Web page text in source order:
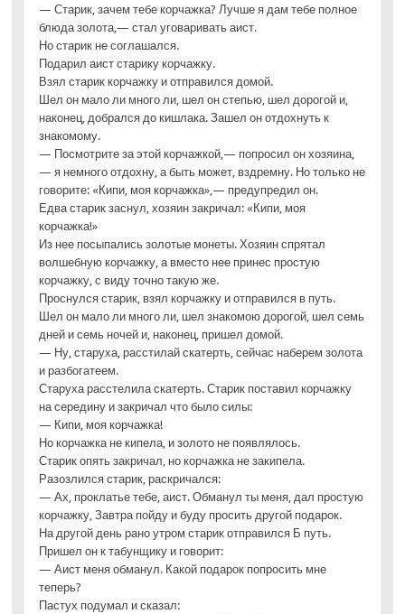
— Старик, зачем тебе корчажка? Лучше я дам тебе полное
блюда золота,— стал уговаривать аист.
Но старик не соглашался.
Подарил аист старику корчажку.
Взял старик корчажку и отправился домой.
Шел он мало ли много ли, шел он степью, шел дорогой и,
наконец, добрался до кишлака. Зашел он отдохнуть к
знакомому.
— Посмотрите за этой корчажкой,— попросил он хозяина,
— я немного отдохну, а быть может, вздремну. Но только не
говорите: «Кипи, моя корчажка»,— предупредил он.
Едва старик заснул, хозяин закричал: «Кипи, моя
корчажка!»
Из нее посыпались золотые монеты. Хозяин спрятал
волшебную корчажку, а вместо нее принес простую
корчажку, с виду точно такую же.
Проснулся старик, взял корчажку и отправился в путь.
Шел он мало ли много ли, шел знакомою дорогой, шел семь
дней и семь ночей и, наконец, пришел домой.
— Ну, старуха, расстилай скатерть, сейчас наберем золота
и разбогатеем.
Старуха расстелила скатерть. Старик поставил корчажку
на середину и закричал что было силы:
— Кипи, моя корчажка!
Но корчажка не кипела, и золото не появлялось.
Старик опять закричал, но корчажка не закипела.
Разозлился старик, раскричался:
— Ах, проклатье тебе, аист. Обманул ты меня, дал простую
корчажку, Завтра пойду и буду просить другой подарок.
На другой день рано утром старик отправился Б путь.
Пришел он к табунщику и говорит:
— Аист меня обманул. Какой подарок попросить мне
теперь?
Пастух подумал и сказал: